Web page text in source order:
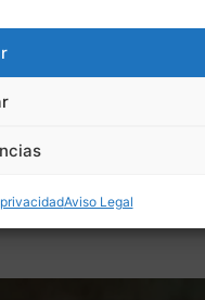
Aviso Legal